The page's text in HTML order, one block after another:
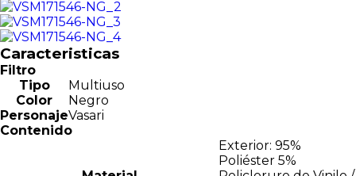
Caracteristicas
Filtro
Tipo
Multiuso
Color
Negro
PersonajeVasari
Contenido
Exterior: 95%
Poliéster 5%